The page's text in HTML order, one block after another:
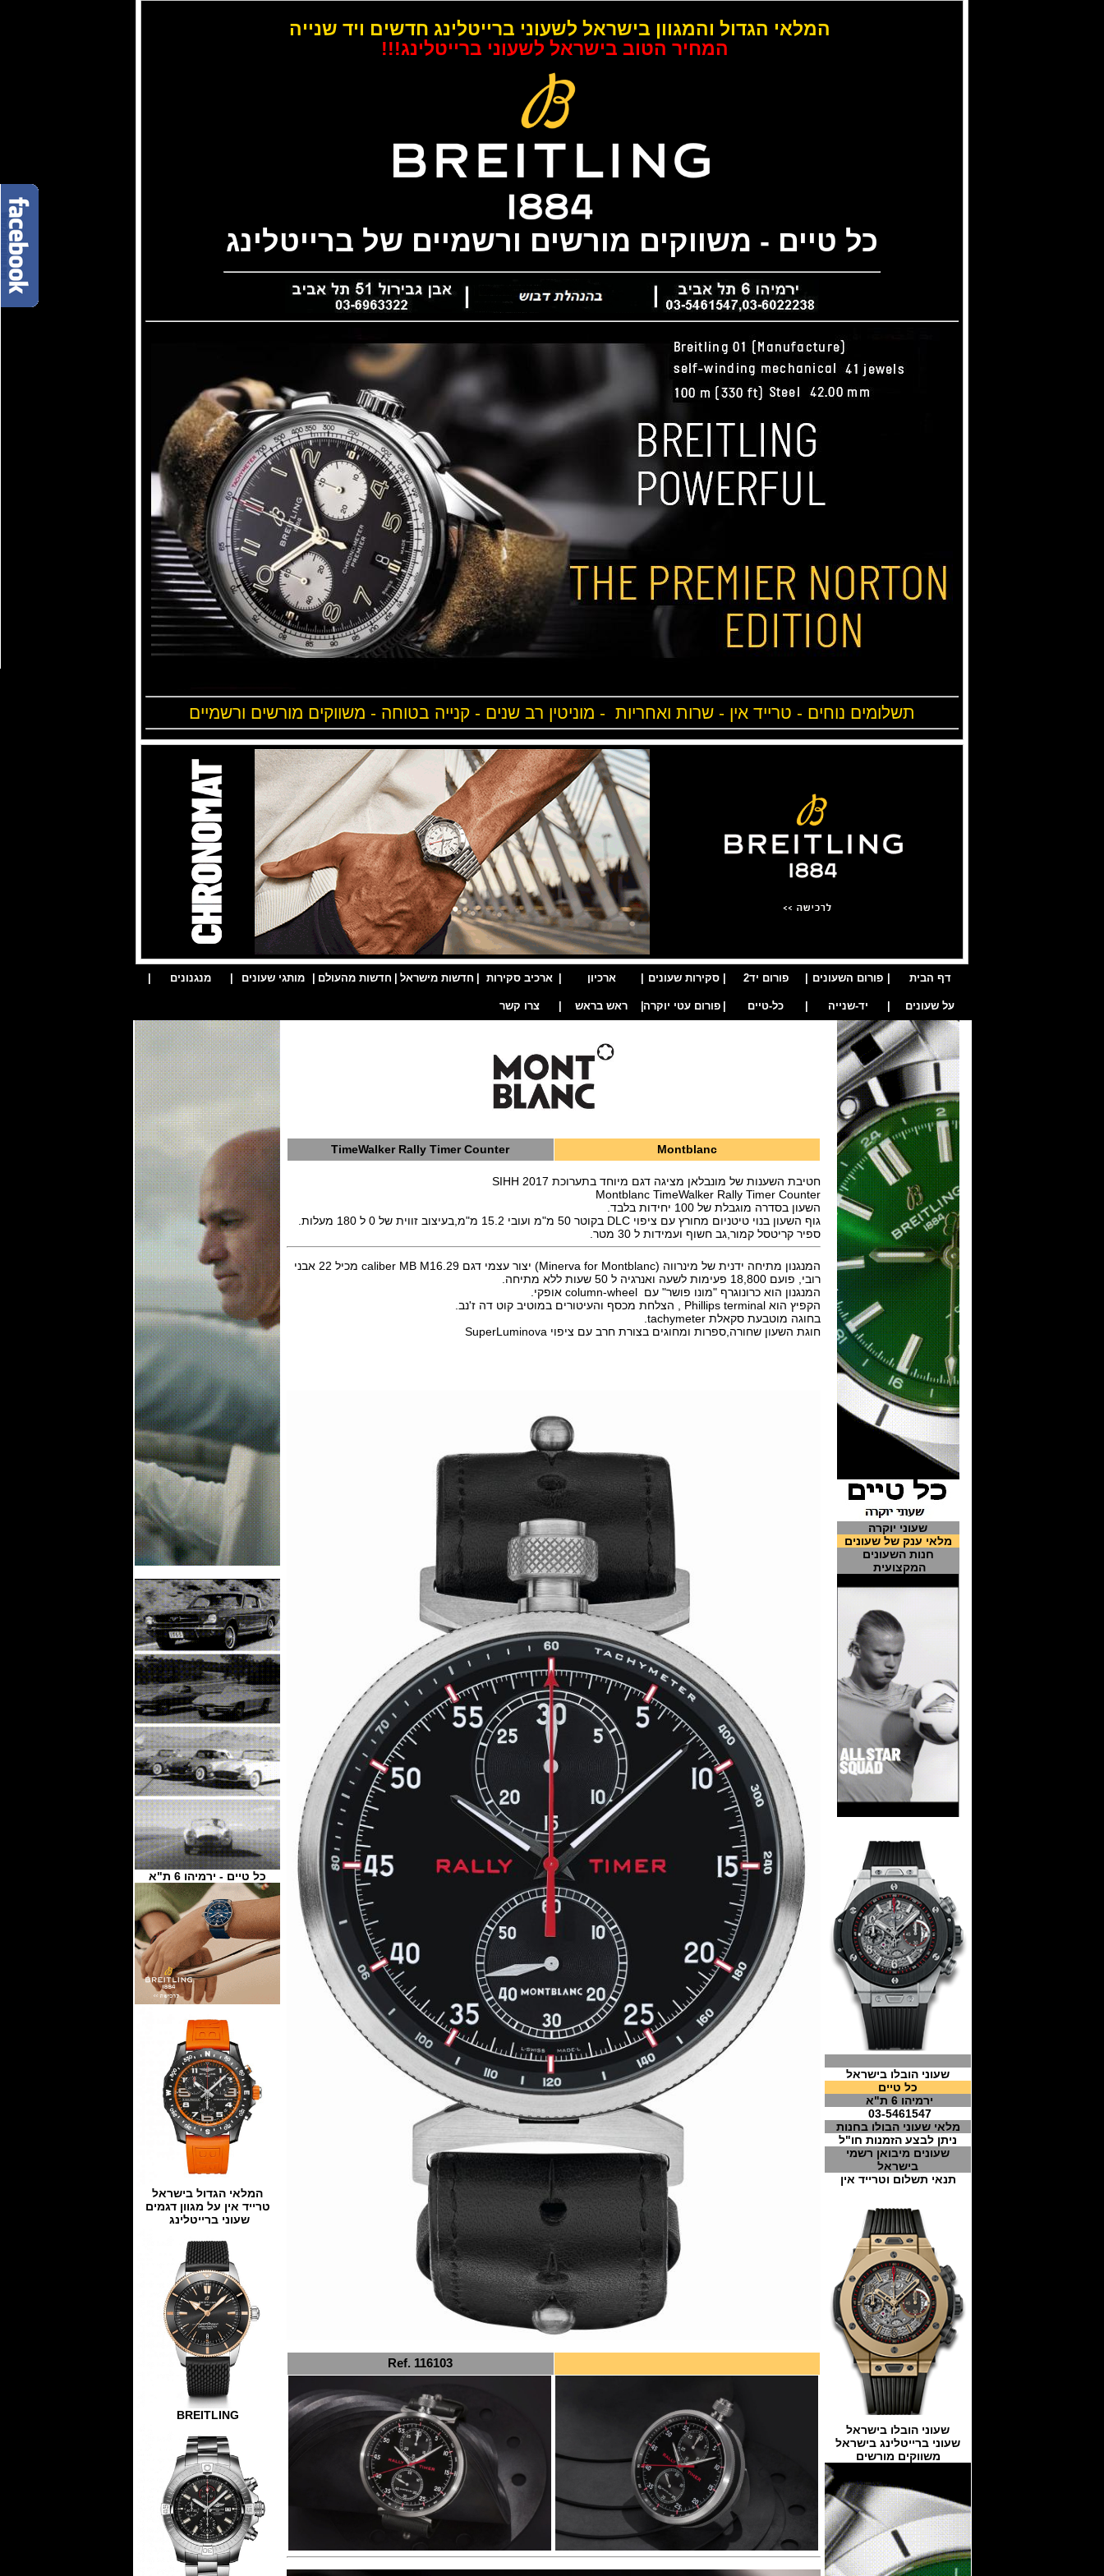
המלאי הגדול והמגוון בישראל לשעוני ברייטלינג חדשים ויד שנייה
המחיר הטוב בישראל לשעוני ברייטלינג!!!
כל טיים - משווקים מורשים ורשמיים של ברייטלינג
תשלומים נוחים - טרייד אין - שרות ואחריות - מוניטין רב שנים - קנייה בטוחה - משווקים מורשים ורשמיים
דף הבית פורום השעונים פורום יד2 סקירות שעונים ארכיון ארכיב סקירות חדשות מישראל חדשות מהעולם מותגי שעונים מנגנונים
על שעונים יד-שנייה כל-טיים פורום עטי יוקרה ראש בראש צרו קשר
שעוני יוקרה
מלאי ענק של שעונים
חנות השעונים
המקצועית
שעוני הובלו בישראל
כל טיים
ירמיהו 6 ת"א
03-5461547
מלאי שעוני הבולו בחנות
ניתן לבצע הזמנות חו"ל
שעונים מיבואן רשמי
בישראל
תנאי תשלום וטרייד אין
שעוני הובלו בישראל
שעוני ברייטלינג בישראל
משווקים מורשים
Montblanc
TimeWalker Rally Timer Counter
חטיבת השענות של מונבלאן מציגה דגם מיוחד בתערוכת SIHH 2017
Montblanc TimeWalker Rally Timer Counter
השעון בסדרה מוגבלת של 100 יחידות בלבד.
גוף השעון בנוי טיטניום מחורץ עם ציפוי DLC בקוטר 50 מ"מ ועובי 15.2 מ"מ,בעיצוב זווית של 0 ל 180 מעלות.
ספיר קריטסל קמור,גב חשוף ועמידות ל 30 מטר.
המנגנון מתיחה ידנית של מינרווה (Minerva for Montblanc) יצור עצמי דגם caliber MB M16.29 מכיל 22 אבני
רובי, פועם 18,800 פעימות לשעה ואנרגיה ל 50 שעות ללא מתיחה.
המנגנון הוא כרונוגרף "מונו פושר" עם column-wheel אופקי.
הקפיץ הוא Phillips terminal , הצלחת מכסף והעיטורים במוטיב קוט דה ז'נב.
בחוגה מוטבעת סקאלת tachymeter.
חוגת השעון שחורה,ספרות ומחוגים בצורת חרב עם ציפוי SuperLuminova
Ref. 116103
כל טיים - ירמיהו 6 ת"א
המלאי הגדול בישראל
טרייד אין על מגוון דגמים
שעוני ברייטלינג
BREITLING